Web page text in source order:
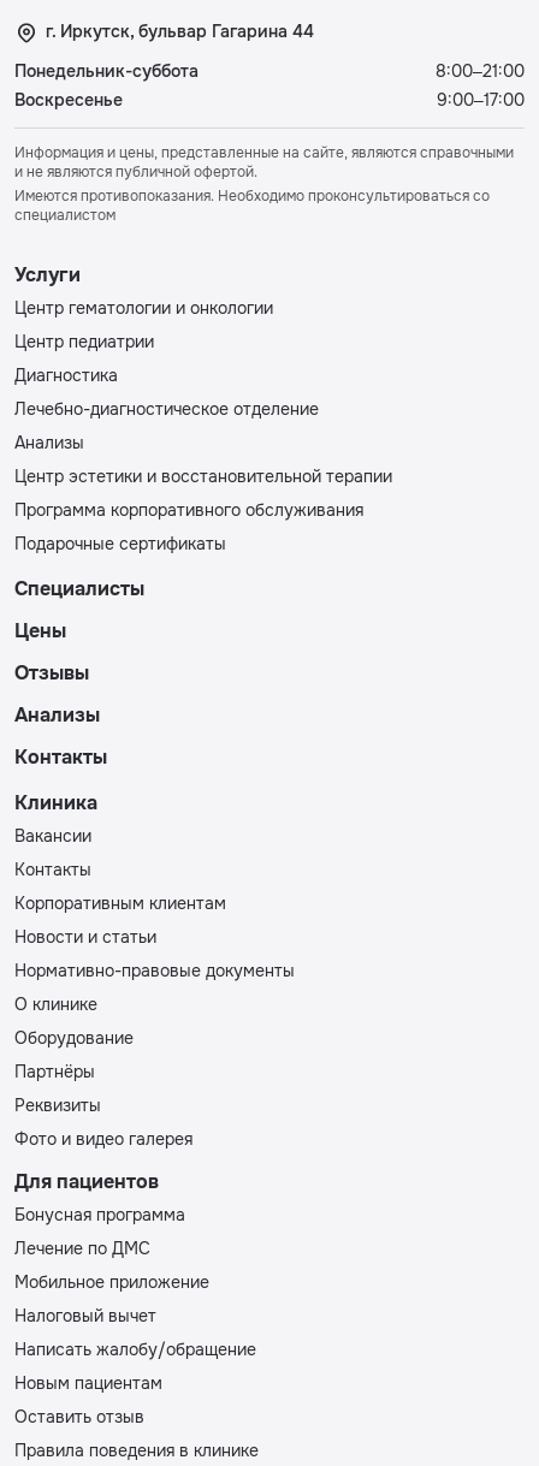
г. Иркутск, бульвар Гагарина 44
Понедельник-суббота
8:00–21:00
Воскресенье
9:00–17:00
Информация и цены, представленные на сайте, являются справочными
и не являются публичной офертой.
Имеются противопоказания. Необходимо проконсультироваться со
специалистом
Услуги
Центр гематологии и онкологии
Центр педиатрии
Диагностика
Лечебно-диагностическое отделение
Анализы
Центр эстетики и восстановительной терапии
Программа корпоративного обслуживания
Подарочные сертификаты
Специалисты
Цены
Отзывы
Анализы
Контакты
Клиника
Вакансии
Контакты
Корпоративным клиентам
Новости и статьи
Нормативно-правовые документы
О клинике
Оборудование
Партнёры
Реквизиты
Фото и видео галерея
Для пациентов
Бонусная программа
Лечение по ДМС
Мобильное приложение
Налоговый вычет
Написать жалобу/обращение
Новым пациентам
Оставить отзыв
Правила поведения в клинике